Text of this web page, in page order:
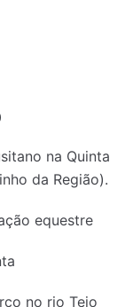
na Quinta
da Região).
equestre
no rio Tejo